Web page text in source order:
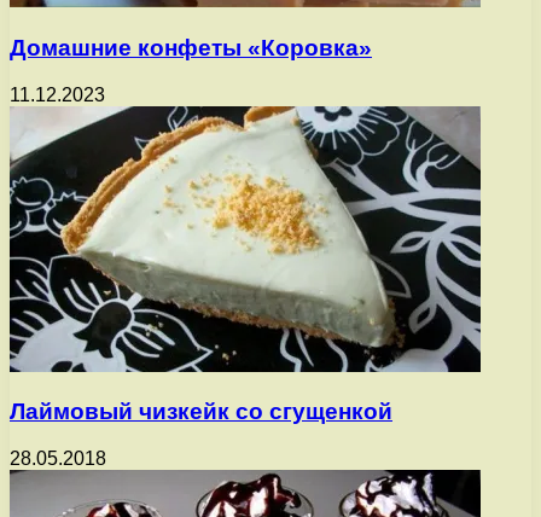
Домашние конфеты «Коровка»
11.12.2023
Лаймовый чизкейк со сгущенкой
28.05.2018